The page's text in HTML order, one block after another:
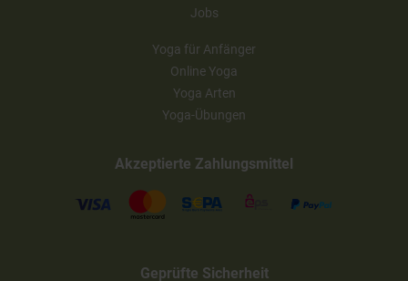
Jobs
Yoga für Anfänger
Online Yoga
Yoga Arten
Yoga-Übungen
Akzeptierte Zahlungsmittel
Geprüfte Sicherheit